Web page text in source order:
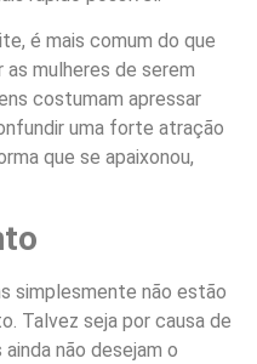
é mais comum do que
as mulheres de serem
costumam apressar
uma forte atração
que se apaixonou,
simplesmente não estão
Talvez seja por causa de
não desejam o